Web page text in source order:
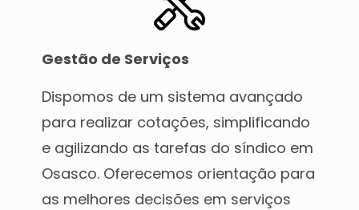
Gestão de Serviços
Dispomos de um sistema avançado
para realizar cotações, simplificando
e agilizando as tarefas do síndico em
Osasco. Oferecemos orientação para
as melhores decisões em serviços